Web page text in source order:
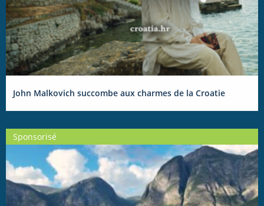
John Malkovich succombe aux charmes de la Croatie
Sponsorisé